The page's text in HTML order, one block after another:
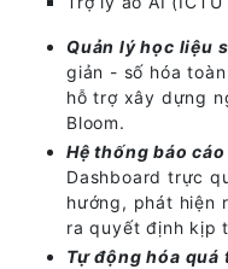
Quản lý học liệu
giản - số hóa
hỗ trợ xây dựng
Bloom.
Hệ thống báo
Dashboard trực
hướng, phát hiện
ra quyết định kịp
Tự động hóa quá